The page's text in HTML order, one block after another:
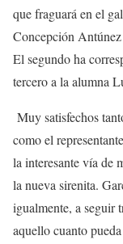
que fraguará en el
Concepción
El segundo ha
tercero a la alumna
Muy satisfechos
como el
la interesante vía de
la nueva sirenita.
igualmente, a seguir
aquello cuanto